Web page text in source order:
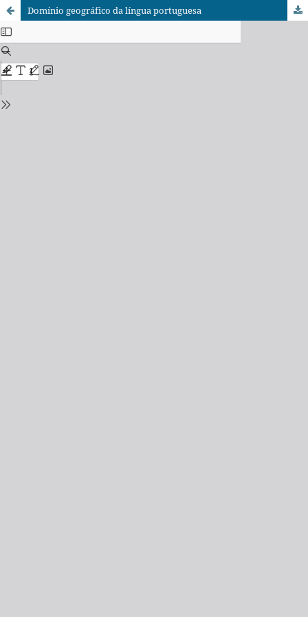
Domínio geográfico da língua portuguesa